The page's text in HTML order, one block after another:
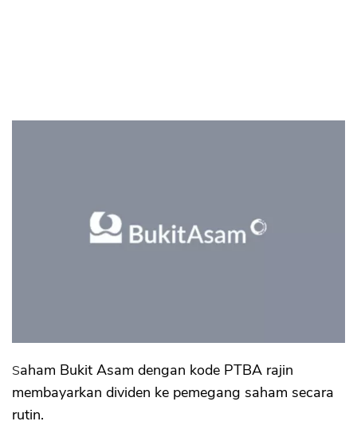
Asuransi Kesehatan
Asuransi Syariah
Saham Bukit Asam dengan kode PTBA rajin
membayarkan dividen ke pemegang saham secara
rutin.